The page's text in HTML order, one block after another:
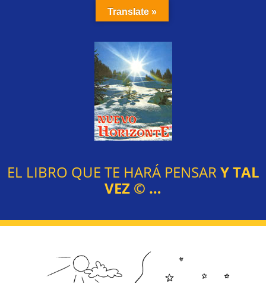
EL LIBRO QUE TE HARÁ PENSARY TAL
VEZ © …
Translate »